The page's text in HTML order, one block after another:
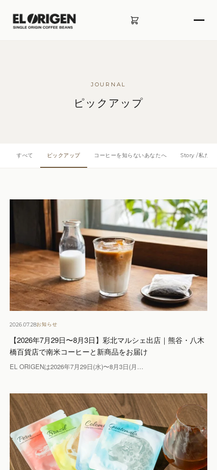
JOURNAL
ピックアップ
すべて ピックアップ コーヒーを知らないあなたへ Story /私たち
2026.07.28お知らせ
【2026年7月29日〜8月3日】彩北マルシェ出店｜熊谷・八木
橋百貨店で南米コーヒーと新商品をお届け
EL ORIGENは2026年7月29日(水)〜8月3日(月…